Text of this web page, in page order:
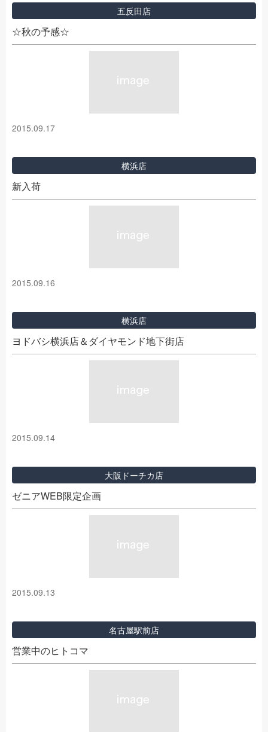
五反田店
☆秋の予感☆
2015.09.17
横浜店
新入荷
2015.09.16
横浜店
ヨドバシ横浜店＆ダイヤモンド地下街店
2015.09.14
大阪ドーチカ店
ゼニアWEB限定企画
2015.09.13
名古屋駅前店
営業中のヒトコマ